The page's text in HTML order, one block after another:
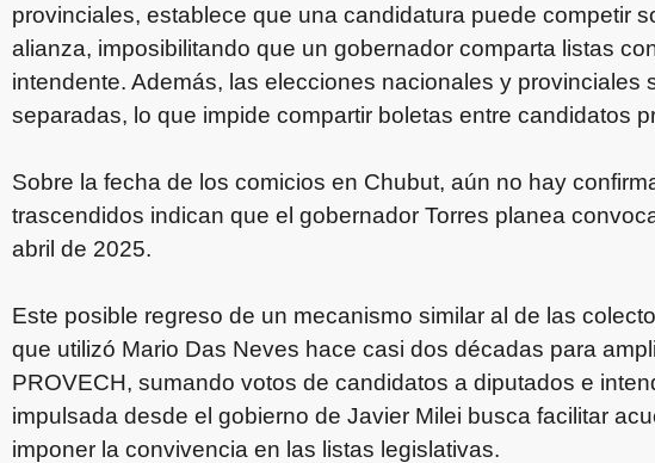
provinciales, establece que una candidatura puede competir
alianza, imposibilitando que un gobernador comparta listas
intendente. Además, las elecciones nacionales y provinciales
separadas, lo que impide compartir boletas entre candidatos
Sobre la fecha de los comicios en Chubut, aún no hay
trascendidos indican que el gobernador Torres planea
abril de 2025.
Este posible regreso de un mecanismo similar al de las
que utilizó Mario Das Neves hace casi dos décadas para
PROVECH, sumando votos de candidatos a diputados e
impulsada desde el gobierno de Javier Milei busca facilitar
imponer la convivencia en las listas legislativas.